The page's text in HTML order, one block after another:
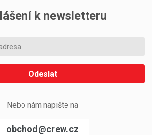
k newsletteru
Odeslat
Nebo nám napište na
obchod@crew.cz